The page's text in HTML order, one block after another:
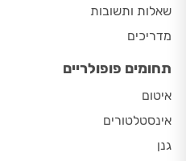
שאלות ותשובות
מדריכים
תחומים פופולריים
איטום
אינסטלטורים
גנן